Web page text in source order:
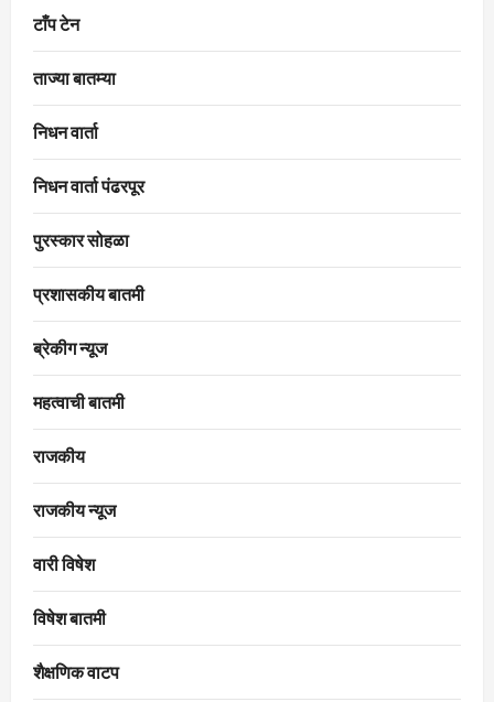
टाँप टेन
ताज्या बातम्या
निधन वार्ता
निधन वार्ता पंढरपूर
पुरस्कार सोहळा
प्रशासकीय बातमी
ब्रेकीग न्यूज
महत्वाची बातमी
राजकीय
राजकीय न्यूज
वारी विषेश
विषेश बातमी
शैक्षणिक वाटप